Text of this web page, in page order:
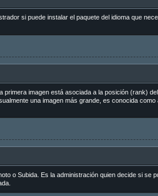
si puede instalar el paquete del idioma que
imagen está asociada a la posición (rank) del
una imagen más grande, es conocida como
o Subida. Es la administración quien decide si se